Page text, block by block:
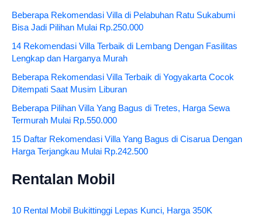
Beberapa Rekomendasi Villa di Pelabuhan Ratu Sukabumi
Bisa Jadi Pilihan Mulai Rp.250.000
14 Rekomendasi Villa Terbaik di Lembang Dengan Fasilitas
Lengkap dan Harganya Murah
Beberapa Rekomendasi Villa Terbaik di Yogyakarta Cocok
Ditempati Saat Musim Liburan
Beberapa Pilihan Villa Yang Bagus di Tretes, Harga Sewa
Termurah Mulai Rp.550.000
15 Daftar Rekomendasi Villa Yang Bagus di Cisarua Dengan
Harga Terjangkau Mulai Rp.242.500
Rentalan Mobil
10 Rental Mobil Bukittinggi Lepas Kunci, Harga 350K